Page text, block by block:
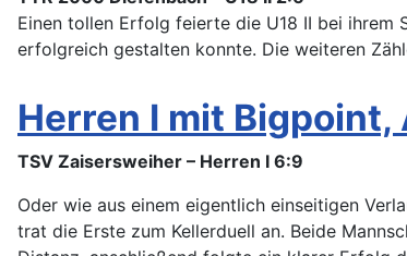
Einen tollen Erfolg feierte die U18 II bei ihrem
erfolgreich gestalten konnte. Die weiteren
Herren I mit
TSV Zaisersweiher – Herren I 6:9
Oder wie aus einem eigentlich einseitigen
trat die Erste zum Kellerduell an. Beide